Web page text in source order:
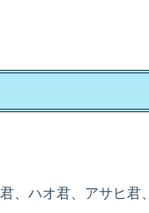
、ハオ君、アサヒ君、